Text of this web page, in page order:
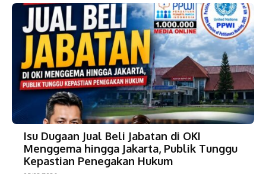
Isu Dugaan Jual Beli Jabatan di OKI
Menggema hingga Jakarta, Publik Tunggu
Kepastian Penegakan Hukum